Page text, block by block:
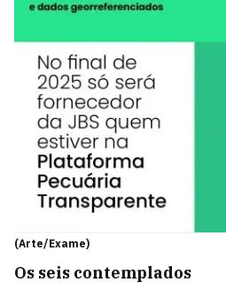
(Arte/Exame)
Os seis contemplados